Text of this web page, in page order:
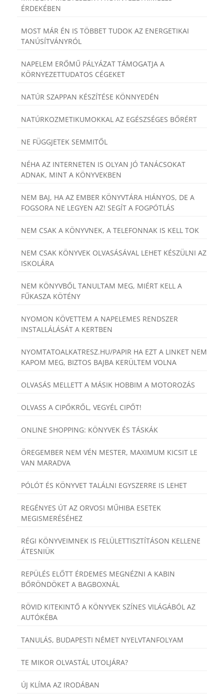
ÉRDEKÉBEN
MOST MÁR ÉN IS TÖBBET TUDOK AZ ENERGETIKAI
TANÚSÍTVÁNYRÓL
NAPELEM ERŐMŰ PÁLYÁZAT TÁMOGATJA A
KÖRNYEZETTUDATOS CÉGEKET
NATÚR SZAPPAN KÉSZÍTÉSE KÖNNYEDÉN
NATÚRKOZMETIKUMOKKAL AZ EGÉSZSÉGES BŐRÉRT
NE FÜGGJETEK SEMMITŐL
NÉHA AZ INTERNETEN IS OLYAN JÓ TANÁCSOKAT
ADNAK, MINT A KÖNYVEKBEN
NEM BAJ, HA AZ EMBER KÖNYVTÁRA HIÁNYOS, DE A
FOGSORA NE LEGYEN AZ! SEGÍT A FOGPÓTLÁS
NEM CSAK A KÖNYVNEK, A TELEFONNAK IS KELL TOK
NEM CSAK KÖNYVEK OLVASÁSÁVAL LEHET KÉSZÜLNI AZ
ISKOLÁRA
NEM KÖNYVBŐL TANULTAM MEG, MIÉRT KELL A
FŰKASZA KÖTÉNY
NYOMON KÖVETTEM A NAPELEMES RENDSZER
INSTALLÁLÁSÁT A KERTBEN
NYOMTATOALKATRESZ.HU/PAPIR HA EZT A LINKET NEM
KAPOM MEG, BIZTOS BAJBA KERÜLTEM VOLNA
OLVASÁS MELLETT A MÁSIK HOBBIM A MOTOROZÁS
OLVASS A CIPŐKRŐL, VEGYÉL CIPŐT!
ONLINE SHOPPING: KÖNYVEK ÉS TÁSKÁK
ÖREGEMBER NEM VÉN MESTER, MAXIMUM KICSIT LE
VAN MARADVA
PÓLÓT ÉS KÖNYVET TALÁLNI EGYSZERRE IS LEHET
REGÉNYES ÚT AZ ORVOSI MŰHIBA ESETEK
MEGISMERÉSÉHEZ
RÉGI KÖNYVEIMNEK IS FELÜLETTISZTÍTÁSON KELLENE
ÁTESNIÜK
REPÜLÉS ELŐTT ÉRDEMES MEGNÉZNI A KABIN
BŐRÖNDÖKET A BAGBOXNÁL
RÖVID KITEKINTŐ A KÖNYVEK SZÍNES VILÁGÁBÓL AZ
AUTÓKÉBA
TANULÁS, BUDAPESTI NÉMET NYELVTANFOLYAM
TE MIKOR OLVASTÁL UTOLJÁRA?
ÚJ KLÍMA AZ IRODÁBAN